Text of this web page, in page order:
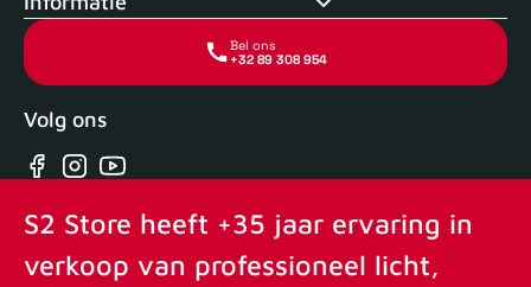
Bel ons
+32 89 308 954
Volg ons
Facebook
Instagram
YouTube
S2 Store heeft +35 jaar ervaring in
verkoop van professioneel licht,